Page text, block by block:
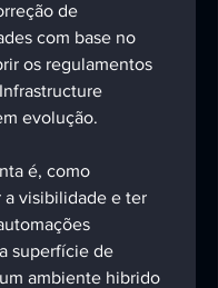
de
com base no
os regulamentos
evolução.
é, como
a visibilidade e ter
superfície de
ambiente hibrido